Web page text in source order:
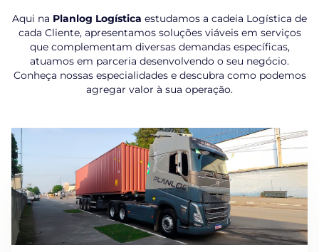
Aqui na Planlog Logística estudamos a cadeia Logística de
cada Cliente, apresentamos soluções viáveis em serviços
que complementam diversas demandas específicas,
atuamos em parceria desenvolvendo o seu negócio.
Conheça nossas especialidades e descubra como podemos
agregar valor à sua operação.